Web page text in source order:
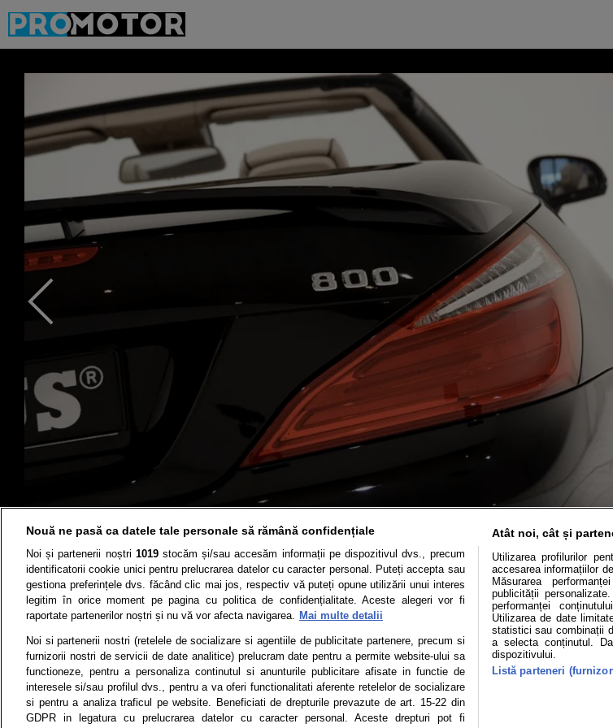
Știri Test drive Utile Video
Termeni si conditii Politica de confidentialitate Politica de cookies
Toate drepturile rezervate | Citarea se poate face în limita a 250 de semne. Nicio
Nouă ne pasă ca datele tale personale să rămână confidențiale
Noi și partenerii noștri 1019stocăm și/sau accesăm informații pe dispozitivul dvs., precum
identificatorii cookie unici pentru prelucrarea datelor cu caracter personal. Puteți accepta sau
gestiona preferințele dvs. făcând clic mai jos, respectiv vă puteți opune utilizării unui interes
legitim în orice moment pe pagina cu politica de confidențialitate. Aceste alegeri vor fi
raportate partenerilor noștri și nu vă vor afecta navigarea. Mai multe detalii
Noi si partenerii nostri (retelele de socializare si agentiile de publicitate partenere, precum si
furnizorii nostri de servicii de date analitice) prelucram date pentru a permite website-ului sa
functioneze, pentru a personaliza continutul si anunturile publicitare afisate in functie de
interesele si/sau profilul dvs., pentru a va oferi functionalitati aferente retelelor de socializare
si pentru a analiza traficul pe website. Beneficiati de drepturile prevazute de art. 15-22 din
GDPR in legatura cu prelucrarea datelor cu caracter personal. Aceste drepturi pot fi
Atât noi, cât și
Utilizarea profilurilor
accesarea informațiilor
Măsurarea
publicității
performanței
Utilizarea de date
statistici sau combinații
a selecta conținutul.
dispozitivului.
Listă parteneri